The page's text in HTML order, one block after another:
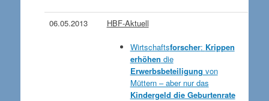
06.05.2013 HBF-Aktuell
Wirtschaftsforscher: Krippen
erhöhen die
Erwerbsbeteiligung von
Müttern – aber nur das
Kindergeld die Geburtenrate